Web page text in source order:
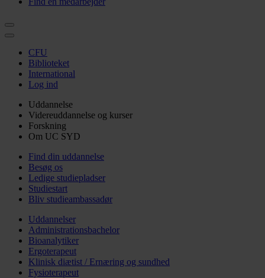
CFU
Biblioteket
International
Log ind
Uddannelse
Videreuddannelse og kurser
Forskning
Om UC SYD
Find din uddannelse
Besøg os
Ledige studiepladser
Studiestart
Bliv studieambassadør
Uddannelser
Administrationsbachelor
Bioanalytiker
Ergoterapeut
Klinisk diætist / Ernæring og sundhed
Fysioterapeut